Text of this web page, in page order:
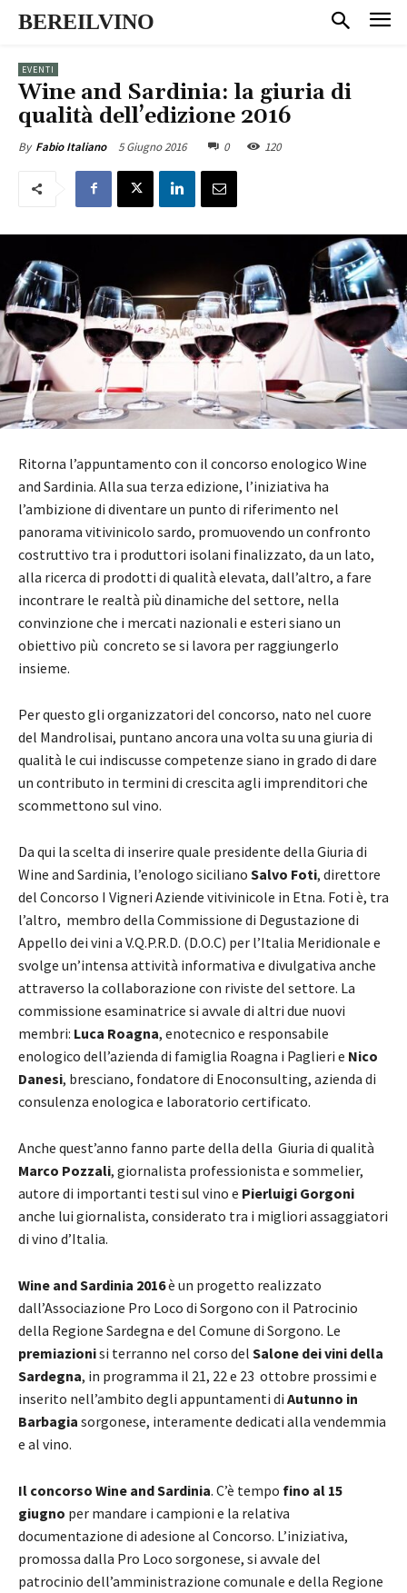
BEREILVINO
EVENTI
Wine and Sardinia: la giuria di
qualità dell’edizione 2016
By Fabio Italiano 5 Giugno 2016 0 120
Ritorna l’appuntamento con il concorso enologico Wine
and Sardinia. Alla sua terza edizione, l’iniziativa ha
l’ambizione di diventare un punto di riferimento nel
panorama vitivinicolo sardo, promuovendo un confronto
costruttivo tra i produttori isolani finalizzato, da un lato,
alla ricerca di prodotti di qualità elevata, dall’altro, a fare
incontrare le realtà più dinamiche del settore, nella
convinzione che i mercati nazionali e esteri siano un
obiettivo più concreto se si lavora per raggiungerlo
insieme.
Per questo gli organizzatori del concorso, nato nel cuore
del Mandrolisai, puntano ancora una volta su una giuria di
qualità le cui indiscusse competenze siano in grado di dare
un contributo in termini di crescita agli imprenditori che
scommettono sul vino.
Da qui la scelta di inserire quale presidente della Giuria di
Wine and Sardinia, l’enologo siciliano Salvo Foti, direttore
del Concorso I Vigneri Aziende vitivinicole in Etna. Foti è, tra
l’altro, membro della Commissione di Degustazione di
Appello dei vini a V.Q.P.R.D. (D.O.C) per l’Italia Meridionale e
svolge un’intensa attività informativa e divulgativa anche
attraverso la collaborazione con riviste del settore. La
commissione esaminatrice si avvale di altri due nuovi
membri: Luca Roagna, enotecnico e responsabile
enologico dell’azienda di famiglia Roagna i Paglieri e Nico
Danesi, bresciano, fondatore di Enoconsulting, azienda di
consulenza enologica e laboratorio certificato.
Anche quest’anno fanno parte della della Giuria di qualità
Marco Pozzali, giornalista professionista e sommelier,
autore di importanti testi sul vino e Pierluigi Gorgoni
anche lui giornalista, considerato tra i migliori assaggiatori
di vino d’Italia.
Wine and Sardinia 2016è un progetto realizzato
dall’Associazione Pro Loco di Sorgono con il Patrocinio
della Regione Sardegna e del Comune di Sorgono. Le
premiazionisi terranno nel corso del Salone dei vini della
Sardegna, in programma il 21, 22 e 23 ottobre prossimi e
inserito nell’ambito degli appuntamenti di Autunno in
Barbagia sorgonese, interamente dedicati alla vendemmia
e al vino.
Il concorso Wine and Sardinia. C’è tempo fino al 15
giugno per mandare i campioni e la relativa
documentazione di adesione al Concorso. L’iniziativa,
promossa dalla Pro Loco sorgonese, si avvale del
patrocinio dell’amministrazione comunale e della Regione